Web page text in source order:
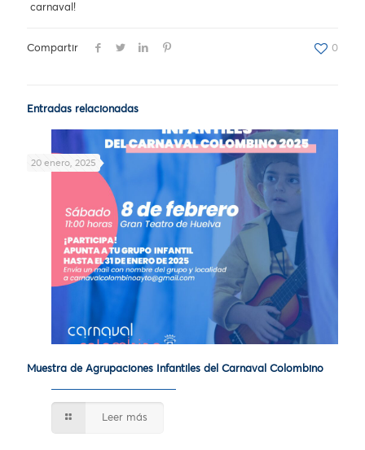
carnaval!
Compartir 0
Entradas relacionadas
20 enero, 2025
Muestra de Agrupaciones Infantiles del Carnaval Colombino
Leer más